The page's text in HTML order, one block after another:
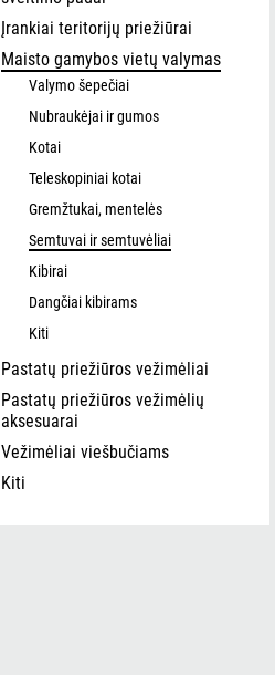
Įrankiai teritorijų priežiūrai
Maisto gamybos vietų valymas
Valymo šepečiai
Nubraukėjai ir gumos
Kotai
Teleskopiniai kotai
Gremžtukai, mentelės
Semtuvai ir semtuvėliai
Kibirai
Dangčiai kibirams
Kiti
Pastatų priežiūros vežimėliai
Pastatų priežiūros vežimėlių
aksesuarai
Vežimėliai viešbučiams
Kiti